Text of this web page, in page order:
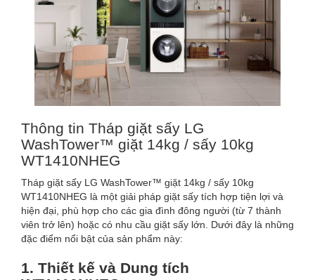
Thông tin Tháp giặt sấy LG
WashTower™ giặt 14kg / sấy 10kg
WT1410NHEG
Tháp giặt sấy LG WashTower™ giặt 14kg / sấy 10kg
WT1410NHEG là một giải pháp giặt sấy tích hợp tiện lợi và
hiện đại, phù hợp cho các gia đình đông người (từ 7 thành
viên trở lên) hoặc có nhu cầu giặt sấy lớn. Dưới đây là những
đặc điểm nổi bật của sản phẩm này:
1. Thiết kế và Dung tích